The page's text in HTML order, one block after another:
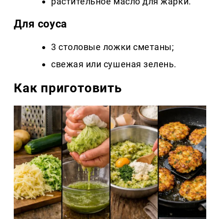
Для соуса
3 столовые ложки сметаны;
свежая или сушеная зелень.
Как приготовить